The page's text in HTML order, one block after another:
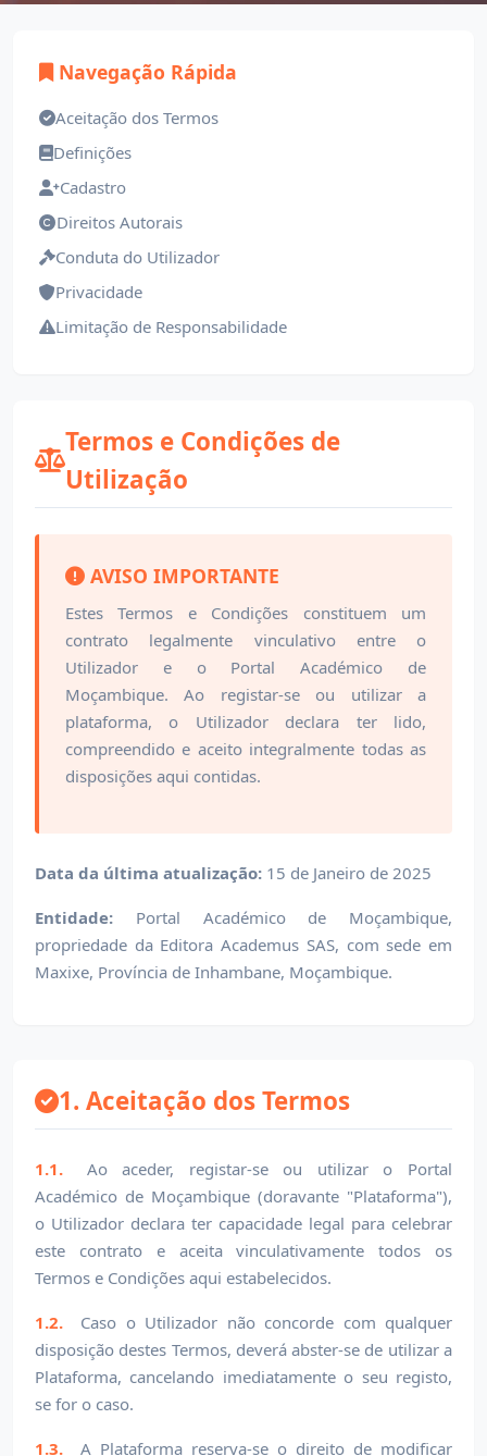
Navegação Rápida
Aceitação dos Termos
Definições
Cadastro
Direitos Autorais
Conduta do Utilizador
Privacidade
Limitação de Responsabilidade
Termos e Condições de
Utilização
AVISO IMPORTANTE
Estes Termos e Condições constituem um
contrato legalmente vinculativo entre o
Utilizador e o Portal Académico de
Moçambique. Ao registar-se ou utilizar a
plataforma, o Utilizador declara ter lido,
compreendido e aceito integralmente todas as
disposições aqui contidas.
Data da última atualização: 15 de Janeiro de 2025
Entidade: Portal Académico de Moçambique,
propriedade da Editora Academus SAS, com sede em
Maxixe, Província de Inhambane, Moçambique.
1. Aceitação dos Termos
1.1.
Ao aceder, registar-se ou utilizar o Portal
Académico de Moçambique (doravante "Plataforma"),
o Utilizador declara ter capacidade legal para celebrar
este contrato e aceita vinculativamente todos os
Termos e Condições aqui estabelecidos.
1.2.
Caso o Utilizador não concorde com qualquer
disposição destes Termos, deverá abster-se de utilizar a
Plataforma, cancelando imediatamente o seu registo,
se for o caso.
1.3. A Plataforma reserva-se o direito de modificar